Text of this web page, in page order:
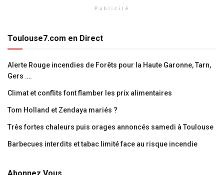
Publicité
Toulouse7.com en Direct
Alerte Rouge incendies de Forêts pour la Haute Garonne, Tarn,
Gers ….
Climat et conflits font flamber les prix alimentaires
Tom Holland et Zendaya mariés ?
Très fortes chaleurs puis orages annoncés samedi à Toulouse
Barbecues interdits et tabac limité face au risque incendie